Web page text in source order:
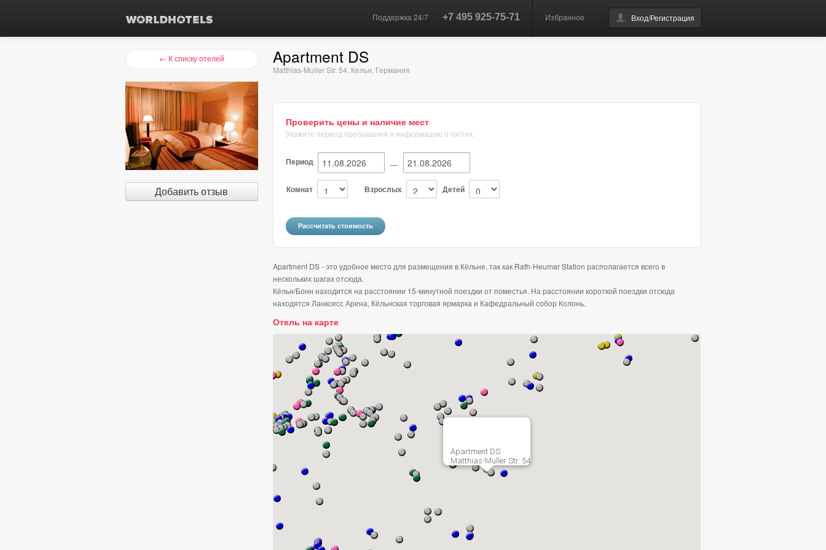
Избранное Вход/Регистрация
Поддержка 24/7 +7 495 925-75-71
← К списку отелей
Добавить отзыв
Apartment DS
Matthias-Muller Str. 54 Кельн Германия
Проверить цены и наличие мест
Укажите период пребывания и информацию о гостях.
Период —
Комнат Взрослых Детей
Apartment DS - это удобное место для размещения в Кёльне, так как Rath-Heumar Station располагается всего в
нескольких шагах отсюда.
Кёльн/Бонн находится на расстоянии 15-минутной поездки от поместья. На расстоянии короткой поездки отсюда
находятся Ланксесс Арена, Кёльнская торговая ярмарка и Кафедральный собор Колонь.
Отель на карте
Apartment DS
Matthias-Muller Str. 54